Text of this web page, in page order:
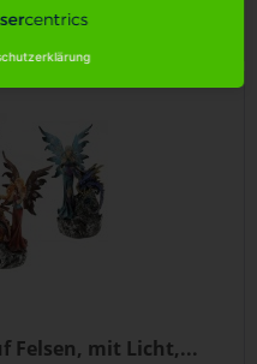
Felsen, mit Licht,...